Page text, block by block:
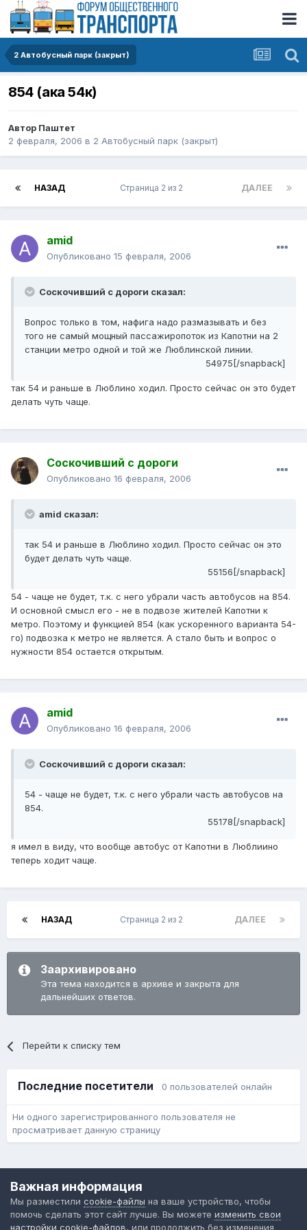
2 Автобусный парк (закрыт)
854 (ака 54к)
Автор Паштет
2 февраля, 2006 в 2 Автобусный парк (закрыт)
НАЗАД ДАЛЕЕ
Страница 2 из 2
amid
Опубликовано 15 февраля, 2006
Соскочивший с дороги сказал:
Вопрос только в том, нафига надо размазывать и без
того не самый мощный пассажиропоток из Капотни на 2
станции метро одной и той же Люблинской линии.
54975[/snapback]
так 54 и раньше в Люблино ходил. Просто сейчас он это будет
делать чуть чаще.
Соскочивший с дороги
Опубликовано 16 февраля, 2006
amid сказал:
так 54 и раньше в Люблино ходил. Просто сейчас он это
будет делать чуть чаще.
55156[/snapback]
54 - чаще не будет, т.к. с него убрали часть автобусов на 854.
И основной смысл его - не в подвозе жителей Капотни к
метро. Поэтому и функцией 854 (как ускоренного варианта 54-
го) подвозка к метро не является. А стало быть и вопрос о
нужности 854 остается открытым.
amid
Опубликовано 16 февраля, 2006
Соскочивший с дороги сказал:
54 - чаще не будет, т.к. с него убрали часть автобусов на
854.
55178[/snapback]
я имел в виду, что вообще автобус от Капотни в Люблиино
теперь ходит чаще.
НАЗАД ДАЛЕЕ
Страница 2 из 2
Заархивировано
Эта тема находится в архиве и закрыта для
дальнейших ответов.
Перейти к списку тем
Последние посетители 0 пользователей онлайн
Ни одного зарегистрированного пользователя не
просматривает данную страницу
Форум общественного транспорта
Powered by Invision Community
Важная информация
Мы разместили cookie-файлы на ваше устройство, чтобы
помочь сделать этот сайт лучше. Вы можете изменить свои
настройки cookie-файлов, или продолжить без изменения